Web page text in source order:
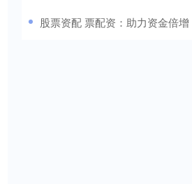
股票资配 票配资：助力资金倍